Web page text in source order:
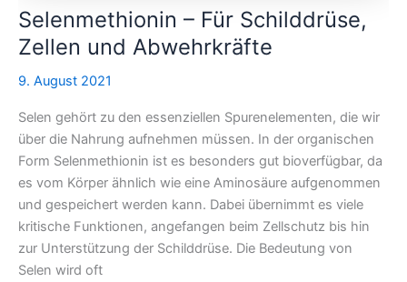
Selenmethionin – Für Schilddrüse,
Zellen und Abwehrkräfte
9. August 2021
Selen gehört zu den essenziellen Spurenelementen, die wir
über die Nahrung aufnehmen müssen. In der organischen
Form Selenmethionin ist es besonders gut bioverfügbar, da
es vom Körper ähnlich wie eine Aminosäure aufgenommen
und gespeichert werden kann. Dabei übernimmt es viele
kritische Funktionen, angefangen beim Zellschutz bis hin
zur Unterstützung der Schilddrüse. Die Bedeutung von
Selen wird oft
Schilddrüse,
Zellen
Abwehrkräfte